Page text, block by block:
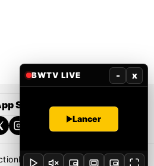
Store Google Play
Rédaction Mentions légales
BWTV LIVE - x
Lancer